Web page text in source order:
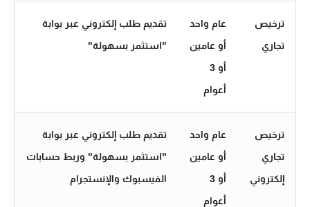
ترخيص
تجاري
عام واحد
أو عامين
أو 3
أعوام
تقديم طلب إلكتروني عبر بوابة
"استثمر بسهولة"
ترخيص
تجاري
إلكتروني
عام واحد
أو عامين
أو 3
أعوام
تقديم طلب إلكتروني عبر بوابة
"استثمر بسهولة" وربط حسابات
الفيسبوك والإنستجرام